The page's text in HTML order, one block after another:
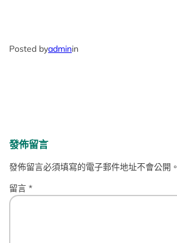
Posted byadminin
發佈留言
發佈留言必須填寫的電子郵件地址不會公開。
留言*